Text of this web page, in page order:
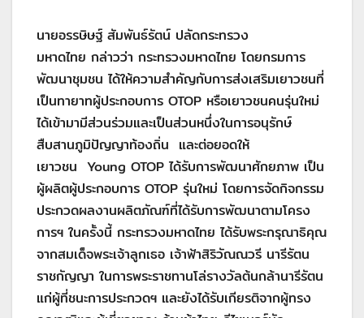
นายอรรษิษฐ์ สัมพันธ์รัตน์ ปลัดกระทรวง
มหาดไทย กล่าวว่า กระทรวงมหาดไทย โดยกรมการ
พัฒนาชุมชน ได้ให้ความสำคัญกับการส่งเสริมเยาวชนที่
เป็นทายาทผู้ประกอบการ OTOP หรือเยาวชนคนรุ่นใหม่
ได้เข้ามามีส่วนร่วมและเป็นส่วนหนึ่งในการอนุรักษ์
สืบสานภูมิปัญญาท้องถิ่น และต่อยอดให้
เยาวชน Young OTOP ได้รับการพัฒนาศักยภาพ เป็น
ผู้ผลิตผู้ประกอบการ OTOP รุ่นใหม่ โดยการจัดกิจกรรม
ประกวดผลงานผลิตภัณฑ์ที่ได้รับการพัฒนาตามโครง
การฯ ในครั้งนี้ กระทรวงมหาดไทย ได้รับพระกรุณาธิคุณ
จากสมเด็จพระเจ้าลูกเธอ เจ้าฟ้าสิริวัณณวรี นารีรัตน
ราชกัญญา ในการพระราชทานโล่รางวัลต้นกล้านารีรัตน
แก่ผู้ที่ชนะการประกวดฯ และยังได้รับเกียรติจากผู้ทรง